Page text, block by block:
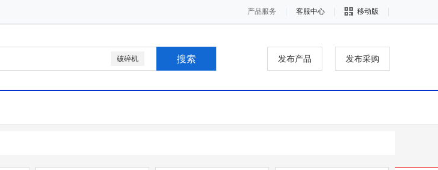
产品服务 客服中心 移动版
破碎机 发布产品 发布采购